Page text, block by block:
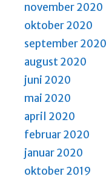
november 2020
oktober 2020
september 2020
august 2020
juni 2020
mai 2020
april 2020
februar 2020
januar 2020
oktober 2019